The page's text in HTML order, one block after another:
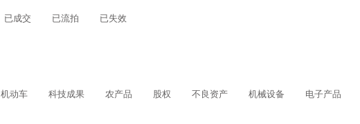
已成交 已流拍 已失效
机动车 科技成果 农产品 股权 不良资产 机械设备 电子产品